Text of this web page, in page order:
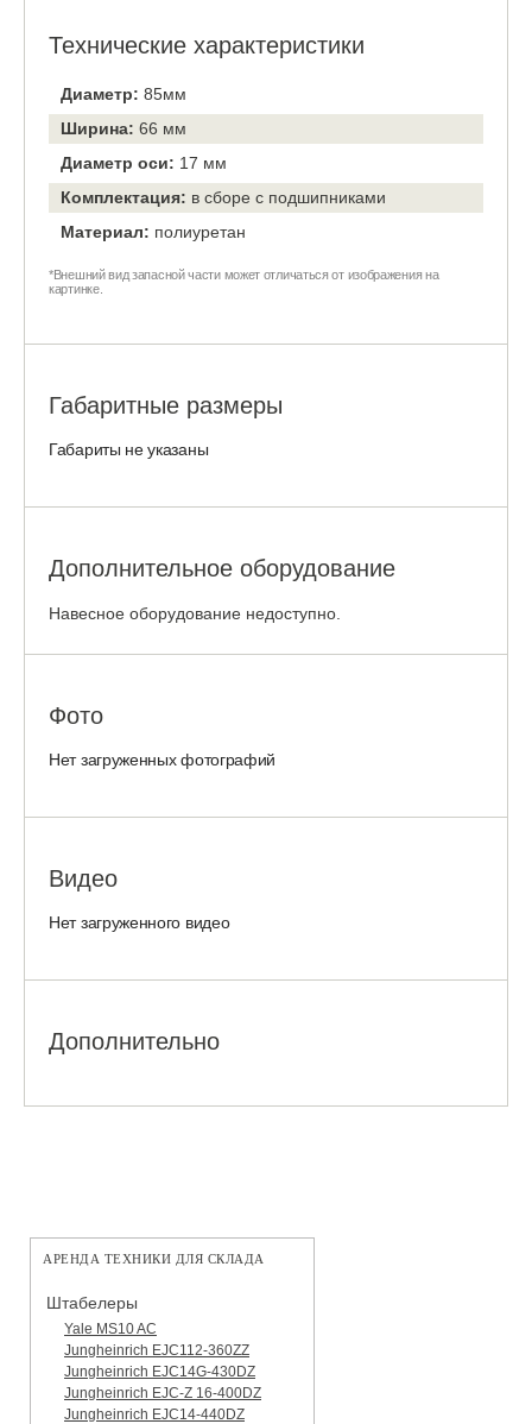
Технические характеристики
Диаметр: 85мм
Ширина: 66 мм
Диаметр оси: 17 мм
Комплектация: в сборе с подшипниками
Материал: полиуретан
*Внешний вид запасной части может отличаться от изображения на
картинке.
Габаритные размеры
Габариты не указаны
Дополнительное оборудование
Навесное оборудование недоступно.
Фото
Нет загруженных фотографий
Видео
Нет загруженного видео
Дополнительно
АРЕНДА ТЕХНИКИ ДЛЯ СКЛАДА
Штабелеры
Yale MS10 AC
Jungheinrich EJC112-360ZZ
Jungheinrich EJC14G-430DZ
Jungheinrich EJC-Z 16-400DZ
Jungheinrich EJC14-440DZ